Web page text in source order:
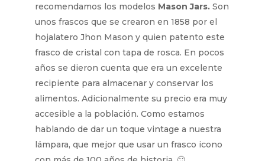
recomendamos los modelos Mason Jars. Son
unos frascos que se crearon en 1858 por el
hojalatero Jhon Mason y quien patento este
frasco de cristal con tapa de rosca. En pocos
años se dieron cuenta que era un excelente
recipiente para almacenar y conservar los
alimentos. Adicionalmente su precio era muy
accesible a la población. Como estamos
hablando de dar un toque vintage a nuestra
lámpara, que mejor que usar un frasco icono